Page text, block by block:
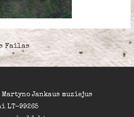
Failas
Jankaus muziejus
LT-99265